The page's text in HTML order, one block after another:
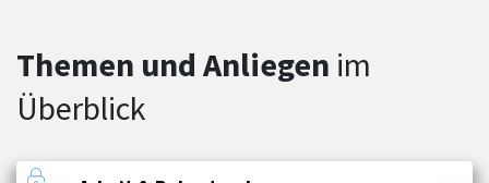
Themen und Anliegen im
Überblick